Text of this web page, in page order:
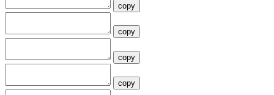
copy
copy
copy
copy